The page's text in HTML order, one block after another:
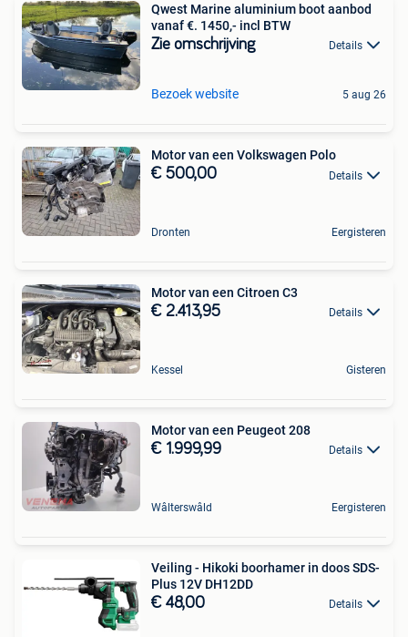
Qwest Marine aluminium boot aanbod
vanaf €. 1450,- incl BTW
Zie omschrijving Details
Bezoek website 5 aug 26
Motor van een Volkswagen Polo
€ 500,00 Details
Dronten Eergisteren
Motor van een Citroen C3
€ 2.413,95 Details
Kessel Gisteren
Motor van een Peugeot 208
€ 1.999,99 Details
Wâlterswâld Eergisteren
Veiling - Hikoki boorhamer in doos SDS-
Plus 12V DH12DD
€ 48,00 Details